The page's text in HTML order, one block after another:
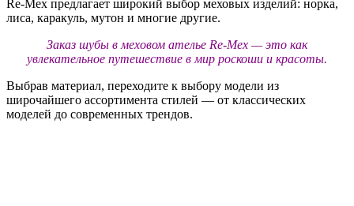
Re-Mex предлагает широкий выбор меховых изделий: норка,
лиса, каракуль, мутон и многие другие.
Заказ шубы в меховом ателье Re-Mex — это как
увлекательное путешествие в мир роскоши и красоты.
Выбрав материал, переходите к выбору модели из
широчайшего ассортимента стилей — от классических
моделей до современных трендов.